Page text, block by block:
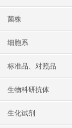
菌株
细胞系
标准品、对照品
生物科研抗体
生化试剂